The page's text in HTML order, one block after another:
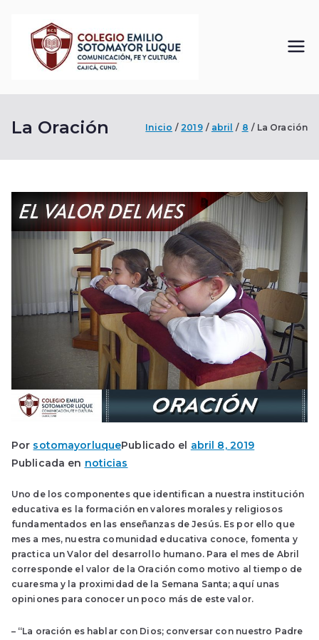
contenido
Emilio
ayor
Luque
Comunicación, Fe
La Oración Inicio 2019 abril 8 La Oración
Por sotomayorluquePublicado el abril 8, 2019
Publicada en noticias
Uno de los componentes que identifican a nuestra institución
educativa es la formación en valores morales y religiosos
fundamentados en las enseñanzas de Jesús. Es por ello que
mes a mes, nuestra comunidad educativa conoce, fomenta y
practica un Valor del desarrollo humano. Para el mes de Abril
corresponde el valor de la Oración como motivo al tiempo de
cuaresma y la proximidad de la Semana Santa; aquí unas
opiniones para conocer un poco más de este valor.
– “La oración es hablar con Dios; conversar con nuestro Padre